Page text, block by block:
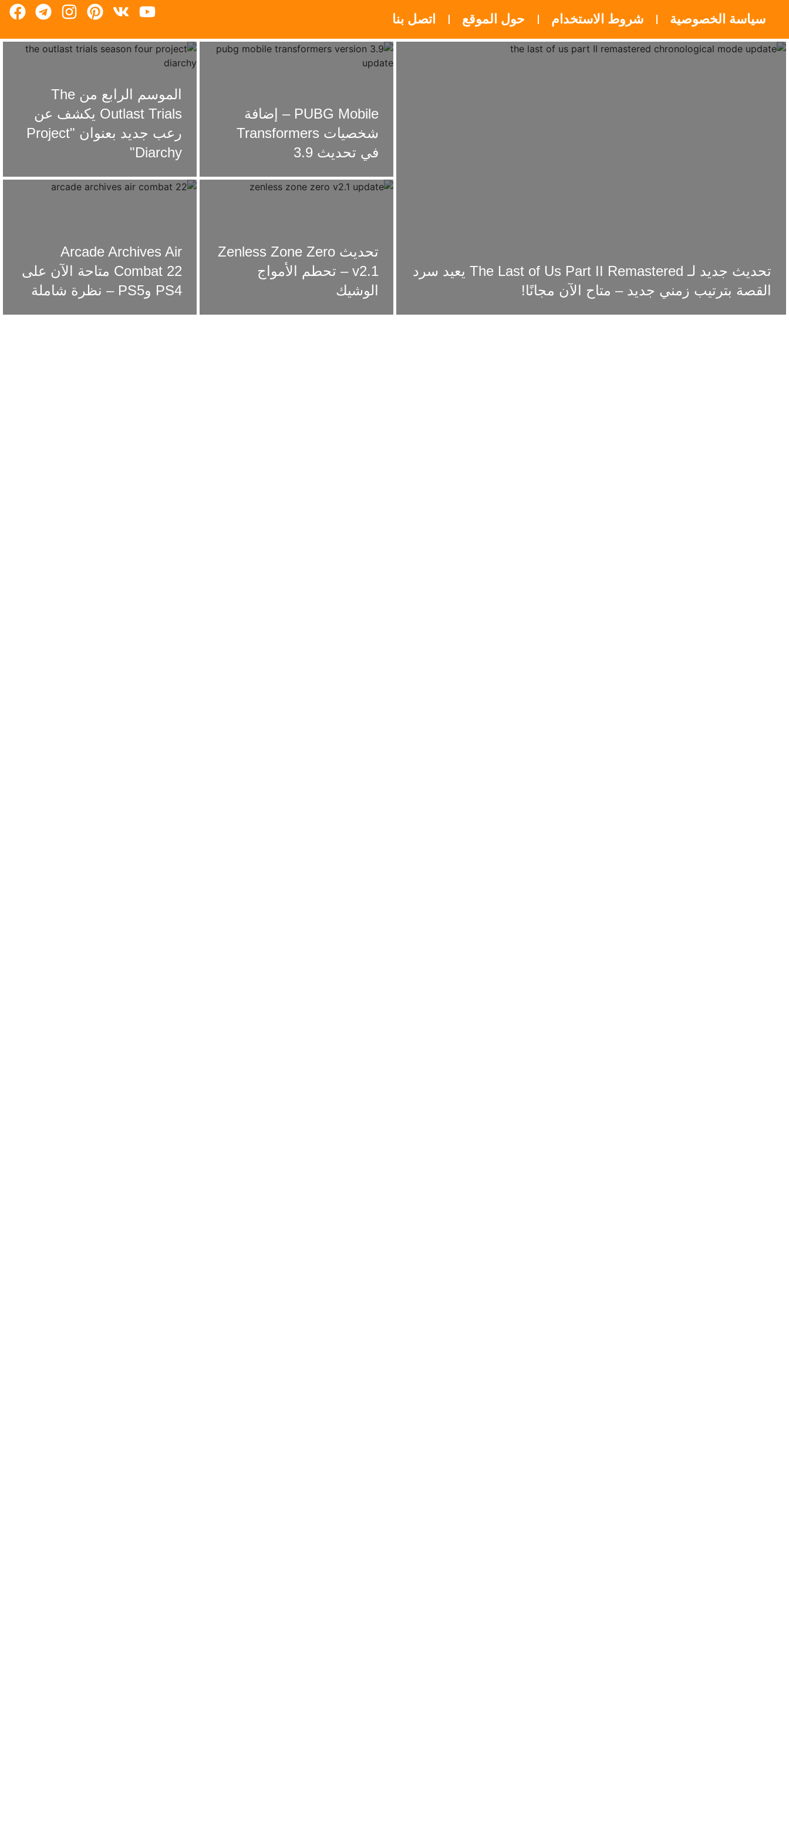
سياسة الخصوصية شروط الاستخدام حول الموقع اتصل بنا
تحديث جديد لـ The Last of Us Part II Remastered يعيد سرد
القصة بترتيب زمني جديد – متاح الآن مجانًا!
PUBG Mobile – إضافة
شخصيات Transformers
في تحديث 3.9
الموسم الرابع من The
Outlast Trials يكشف عن
رعب جديد بعنوان "Project
Diarchy"
تحديث Zenless Zone Zero
v2.1 – تحطم الأمواج
الوشيك
Arcade Archives Air
Combat 22 متاحة الآن على
PS4 وPS5 – نظرة شاملة